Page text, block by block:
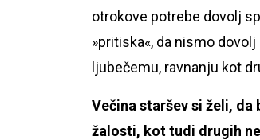
otrokove potrebe dovolj
»pritiska«, da nismo
ljubečemu, ravnanju kot
Večina staršev si želi,
žalosti, kot tudi drugih